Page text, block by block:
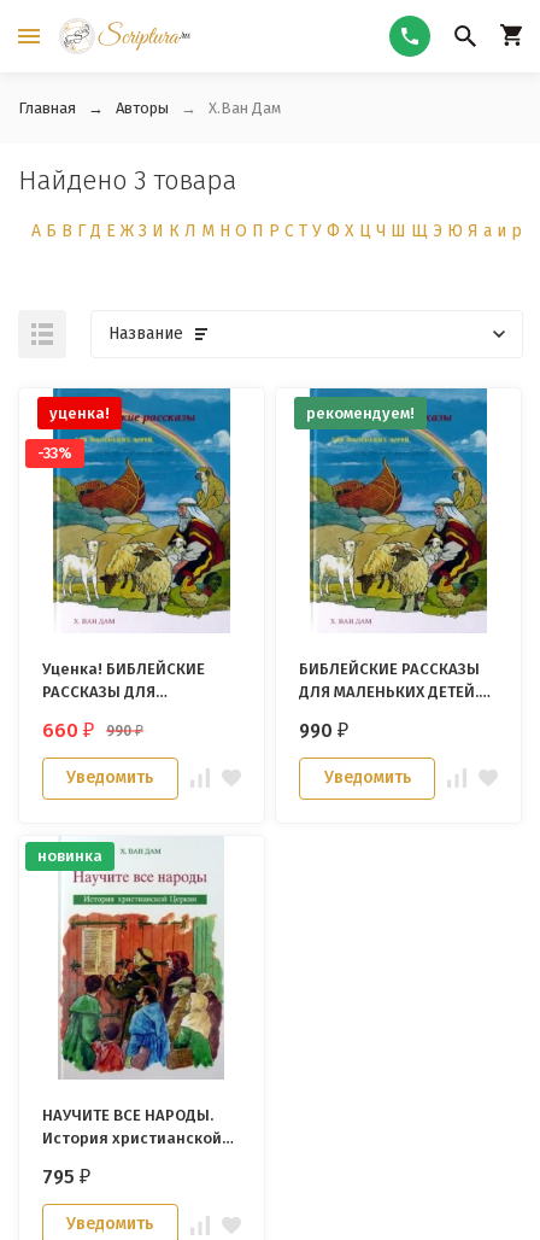
Главная Авторы Х.Ван Дам
Найдено 3 товара
А Б В Г Д Е Ж З И К Л М Н О П Р С Т У Ф Х Ц Ч Ш Щ Э Ю Я а и р
Название
уценка!
-33%
Уценка! БИБЛЕЙСКИЕ
РАССКАЗЫ ДЛЯ
Дам
660₽ 990₽
Уведомить
рекомендуем!
БИБЛЕЙСКИЕ РАССКАЗЫ
ДЛЯ МАЛЕНЬКИХ ДЕТЕЙ.
990₽
Уведомить
новинка
НАУЧИТЕ ВСЕ НАРОДЫ.
История христианской
Дам
795₽
Уведомить